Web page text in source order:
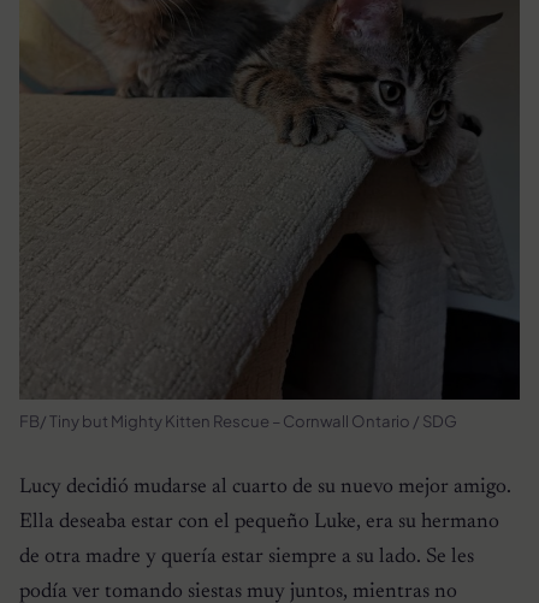
FB/ Tiny but Mighty Kitten Rescue – Cornwall Ontario / SDG
Lucy decidió mudarse al cuarto de su nuevo mejor amigo.
Ella deseaba estar con el pequeño Luke, era su hermano
de otra madre y quería estar siempre a su lado. Se les
podía ver tomando siestas muy juntos, mientras no